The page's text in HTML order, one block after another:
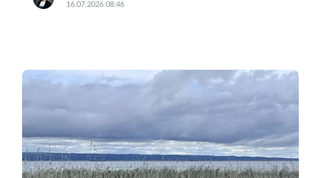
16.07.2026 08:46